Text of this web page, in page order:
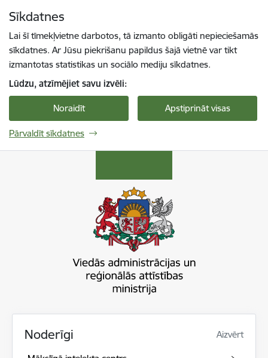
Sīkdatnes
Lai šī tīmekļvietne darbotos, tā izmanto obligāti nepieciešamās
sīkdatnes. Ar Jūsu piekrišanu papildus šajā vietnē var tikt
izmantotas statistikas un sociālo mediju sīkdatnes.
Lūdzu, atzīmējiet savu izvēli:
Noraidīt Apstiprināt visas
Pārvaldīt sīkdatnes
Noderīgi Aizvērt